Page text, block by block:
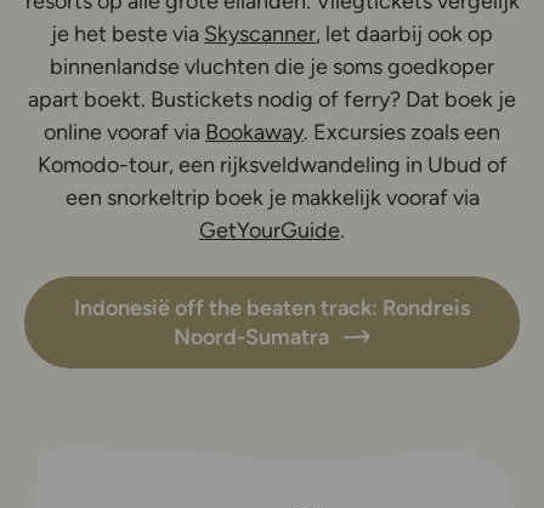
je het beste via Skyscanner, let daarbij ook op
binnenlandse vluchten die je soms goedkoper
apart boekt. Bustickets nodig of ferry? Dat boek je
online vooraf via Bookaway. Excursies zoals een
Komodo-tour, een rijksveldwandeling in Ubud of
een snorkeltrip boek je makkelijk vooraf via
GetYourGuide.
Indonesië off the beaten track: Rondreis
Noord-Sumatra